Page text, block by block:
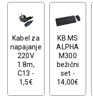
Kabel za
napajanje
220V
1.8m,
C13 -
1,5€
KB MS
ALPHA
M300
bežični
set -
14,00€